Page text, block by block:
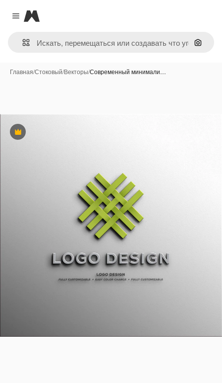
Close menu
Magnific
Поиск
Главная/Стоковый/Векторы/Современный минимали…
Премиум